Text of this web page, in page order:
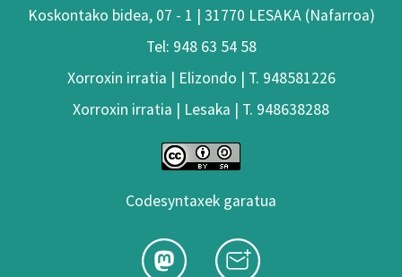
Koskontako bidea, 07 - 1 | 31770 LESAKA (Nafarroa)
Tel: 948 63 54 58
Xorroxin irratia | Elizondo | T. 948581226
Xorroxin irratia | Lesaka | T. 948638288
Codesyntaxek garatua